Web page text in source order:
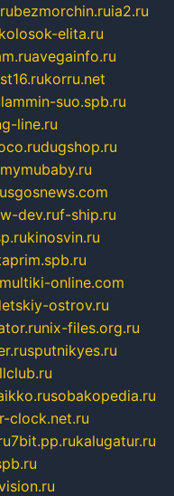
bezmorchin.ruia2.ru
kolosok-elita.ru
avegainfo.ru
korru.net
lammin-suo.spb.ru
line.ru
dugshop.ru
mymubaby.ru
w-dev.ruf-ship.ru
kinosvin.ru
multiki-online.com
ostrov.ru
nix-files.org.ru
sputnikyes.ru
sobakopedia.ru
clock.net.ru
7bit.pp.rukalugatur.ru